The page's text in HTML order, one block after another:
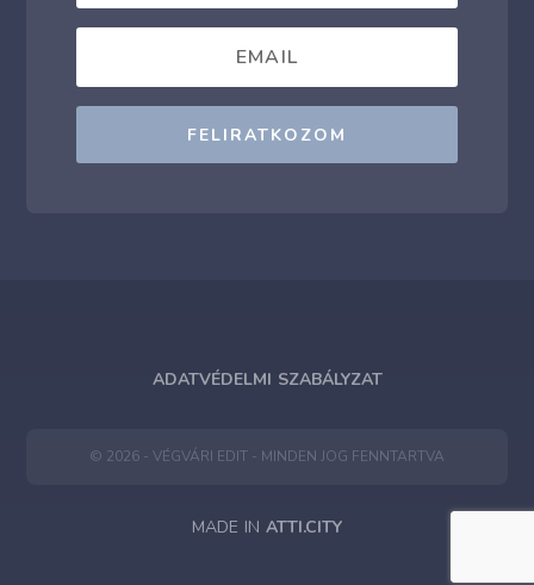
FELIRATKOZOM
ADATVÉDELMI SZABÁLYZAT
© 2026 - VÉGVÁRI EDIT - MINDEN JOG FENNTARTVA
MADE IN ATTI.CITY